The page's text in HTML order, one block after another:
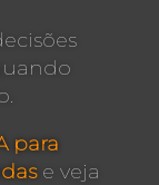
para
e veja